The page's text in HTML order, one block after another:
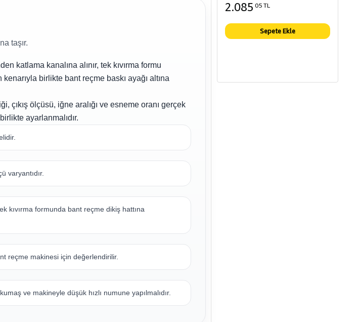
taşır.
katlama kanalına alınır, tek kıvırma formu
birlikte bant reçme baskı ayağı altına
çıkış ölçüsü, iğne aralığı ve esneme oranı gerçek
ayarlanmalıdır.
varyantıdır.
kıvırma formunda bant reçme dikiş hattına
reçme makinesi için değerlendirilir.
ve makineyle düşük hızlı numune yapılmalıdır.
2.085 05 TL
Sepete Ekle